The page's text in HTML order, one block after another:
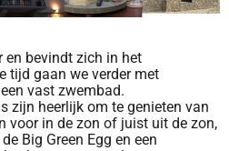
en bevindt zich in het
tijd gaan we verder met
vast zwembad.
zijn heerlijk om te genieten van
voor in de zon of juist uit de zon,
Big Green Egg en een